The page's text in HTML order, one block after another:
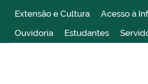
Extensão e Cultura
Acesso à
Ouvidoria
Estudantes